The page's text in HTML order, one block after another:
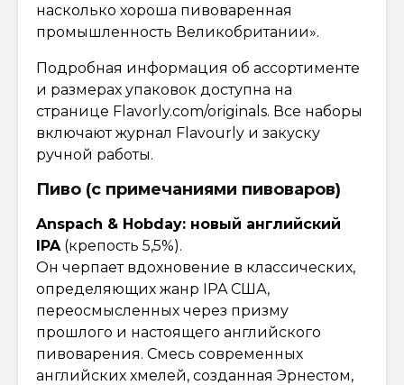
насколько хороша пивоваренная
промышленность Великобритании».
Подробная информация об ассортименте
и размерах упаковок доступна на
странице Flavorly.com/originals. Все наборы
включают журнал Flavourly и закуску
ручной работы.
Пиво (с примечаниями пивоваров)
Anspach & Hobday: новый английский
IPA(крепость 5,5%).
Он черпает вдохновение в классических,
определяющих жанр IPA США,
переосмысленных через призму
прошлого и настоящего английского
пивоварения. Смесь современных
английских хмелей, созданная Эрнестом,